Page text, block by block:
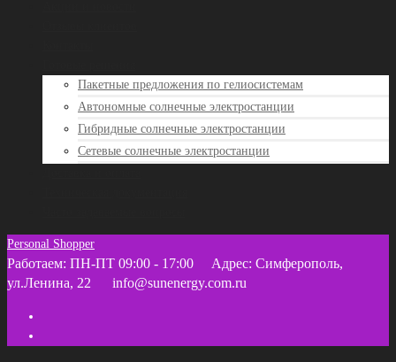
Пакетные предложения по гелиосистемам
Автономные солнечные электростанции
Гибридные солнечные электростанции
Сетевые солнечные электростанции
Personal Shopper
Работаем: ПН-ПТ 09:00 - 17:00
Адрес: Симферополь,
ул.Ленина, 22
info@sunenergy.com.ru